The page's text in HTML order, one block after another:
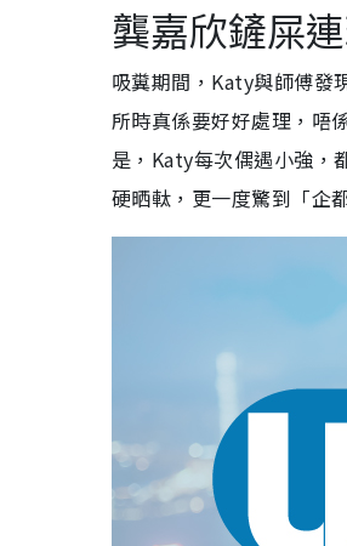
龔嘉欣鏟屎
吸糞期間，Katy與師傅發
所時真係要好好處理，唔
是，Katy每次偶遇小強，
硬晒軚，更一度驚到「企